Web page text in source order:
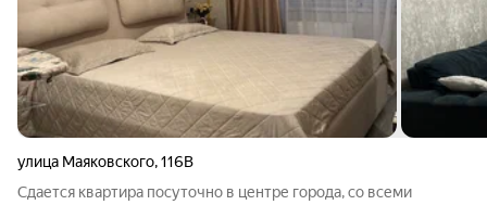
улица Маяковского,116В
Сдается квартира посуточно в центре города, со всеми